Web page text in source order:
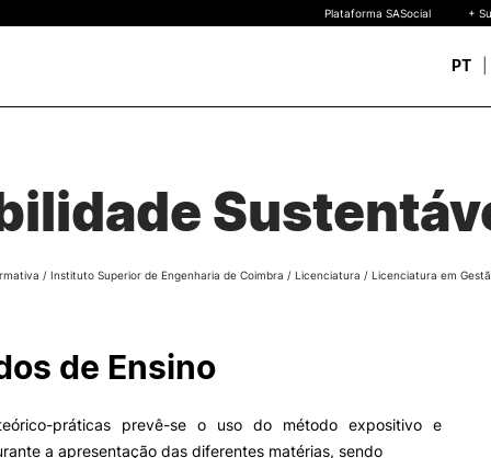
Oferta Formativa
Bolsas de Mérito
Legislação |
Diplomas Estrangeiros
Plataforma SASocial +
PT
/ Instituto Superior de Engenharia de Coimbra / Licenciatura / Licenciatura em
de Ensino
práticas prevê-se o uso do método expositivo e
a apresentação das diferentes matérias, sendo